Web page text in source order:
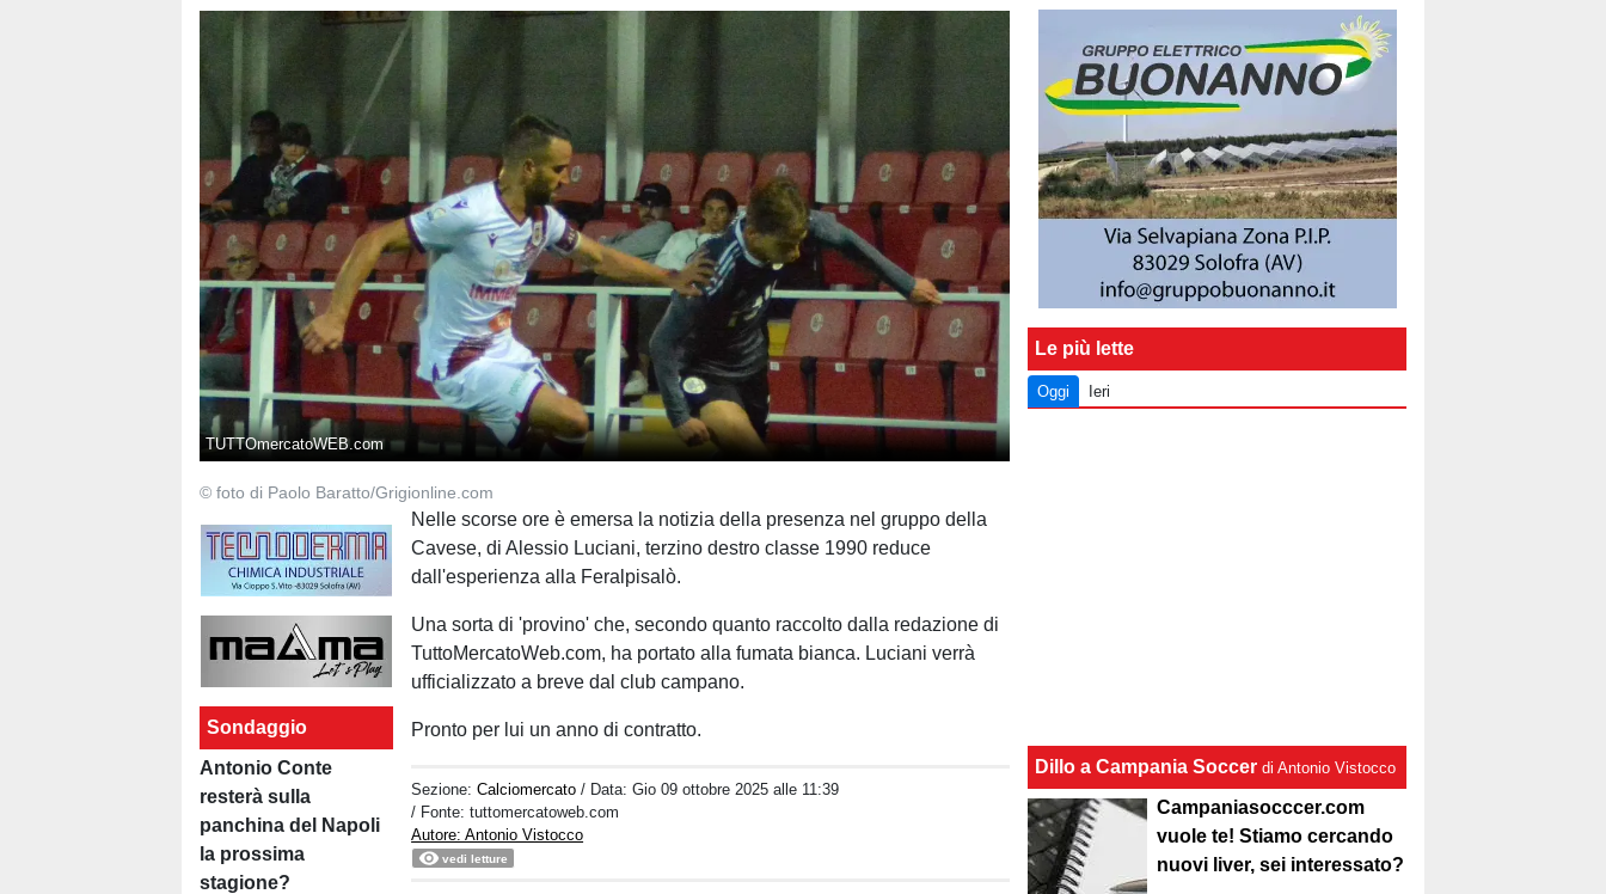
TUTTOmercatoWEB.com
© foto di Paolo Baratto/Grigionline.com
Sondaggio
Antonio Conte
resterà sulla
panchina del Napoli
la prossima
stagione?
Nelle scorse ore è emersa la notizia della presenza nel gruppo della
Cavese, di Alessio Luciani, terzino destro classe 1990 reduce
dall'esperienza alla Feralpisalò.
Una sorta di 'provino' che, secondo quanto raccolto dalla redazione di
TuttoMercatoWeb.com, ha portato alla fumata bianca. Luciani verrà
ufficializzato a breve dal club campano.
Pronto per lui un anno di contratto.
Sezione:Calciomercato / Data:Gio 09 ottobre 2025 alle 11:39
/ Fonte: tuttomercatoweb.com
Autore: Antonio Vistocco
vedi letture
Le più lette
Oggi Ieri
Dillo a Campania Soccer di Antonio Vistocco
Campaniasocccer.com
vuole te! Stiamo cercando
nuovi liver, sei interessato?